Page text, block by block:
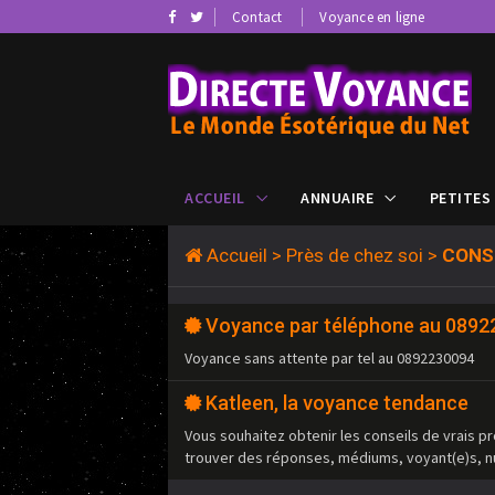
Contact Voyance en ligne
ACCUEIL ANNUAIRE PETITES
Accueil > Près de chez soi >
Voyance par téléphone au
Voyance sans attente par tel au 0892230094
Katleen, la voyance tendance
Vous souhaitez obtenir les conseils de vrais
trouver des réponses, médiums, voyant(e)s,